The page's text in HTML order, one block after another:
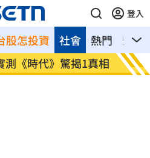
登入
股怎投資 熱門 影音
社會
測《時代》驚揭1真相 這大